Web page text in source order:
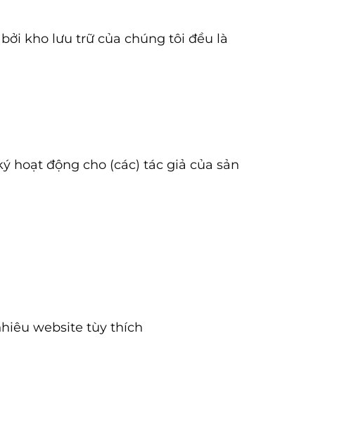
kho lưu trữ của chúng tôi đều là
hoạt động cho (các) tác giả của sản
website tùy thích